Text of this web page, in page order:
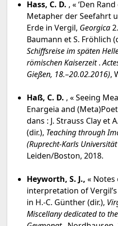
Hass, C. D. , « ʻDen
Metapher der Seefahrt
Erde in Vergil, Georgica
Baumann et S. Fröhlich
Schiffsreise im späten
römischen Kaiserzeit.
Gießen, 18.–20.02.2016),
Haß, C. D. , « Seeing
Enargeia and
dans : J. Strauss Clay et
(dir.), Teaching through
(Ruprecht-Karls
Leiden/Boston, 2018.
Heyworth, S. J., «
interpretation of Vergil’s
in H.-C. Günther (dir.),
Miscellany dedicated to